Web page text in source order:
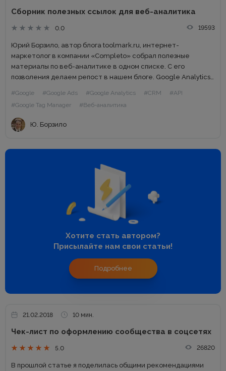
Сборник полезных ссылок для веб-аналитика
0.0 19593
Юрий Борзило, автор блога toolmark.ru, интернет-
маркетолог в компании «Completo» собрал полезные
материалы по веб-аналитике в одном списке. С его
позволения делаем репост в нашем блоге. Google Analytics
Андрея Осипова 2. Бесплатный Курс...
#Google #Google Ads #Google Analytics #CRM
#API
#Google Tag Manager
#Веб-аналитика
Ю. Борзило
Хотите стать автором?
Присылайте нам свои статьи!
Подробнее
21.02.2018 10 мин.
Чек-лист по оформлению сообщества в соцсетях
5.0 26820
В прошлой статье я поделилась общими рекомендациями